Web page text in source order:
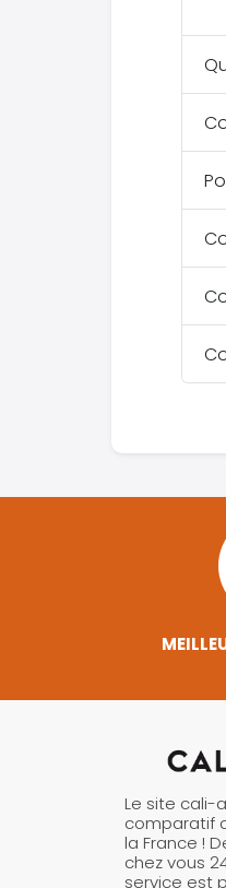
Le site cali-
comparatif
la France !
chez vous
service est